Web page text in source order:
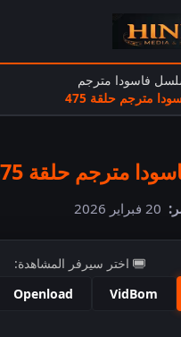
فاسودا مترجم
مترجم حلقة 475
مترجم حلقة 475
20 فبراير 2026
اختر سيرفر المشاهدة:
VidBom
Openload